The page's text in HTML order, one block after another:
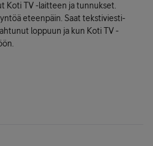
Koti TV -laitteen ja tunnukset.
eteenpäin. Saat tekstiviesti-
loppuun ja kun Koti TV -